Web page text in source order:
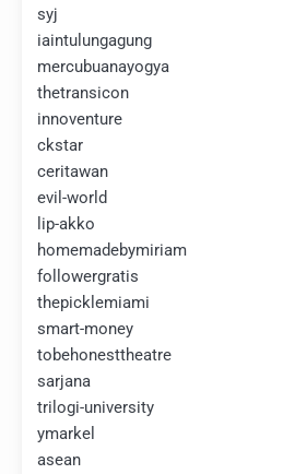
syj
iaintulungagung
mercubuanayogya
thetransicon
innoventure
ckstar
ceritawan
evil-world
lip-akko
homemadebymiriam
followergratis
thepicklemiami
smart-money
tobehonesttheatre
sarjana
trilogi-university
ymarkel
asean